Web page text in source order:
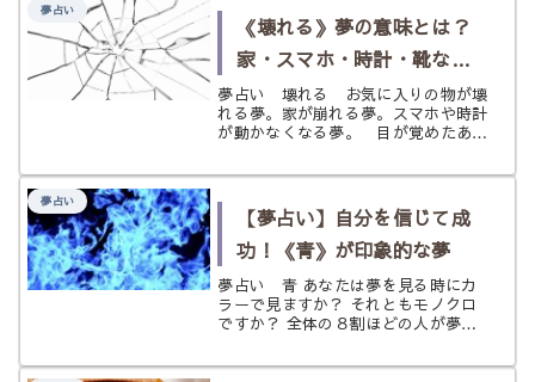
夢占い
《壊れる》夢の意味とは？
家・スマホ・時計・靴など
状況別にわかる夢占い
夢占い 壊れる お気に入りの物が壊
れる夢。家が崩れる夢。スマホや時計
が動かなくなる夢。 目が覚めたあと
ることがありますよね。 壊れる夢
係のひずみ、心身の疲れ、そして環境
の変...
夢占い
【夢占い】自分を信じて成
功！《青》が印象的な夢
夢占い 青 あなたは夢を見る時にカ
ラーで見ますか？ それともモノクロ
ですか？ 全体の８割ほどの人が夢を
色が鮮烈に印象に残る夢を見ることは